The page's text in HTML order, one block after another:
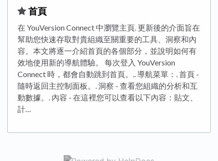
​首頁
在 YouVersion Connect 中瀏覽主頁. 更新後的介面旨在
幫助您快速存取對貴組織至關重要的工具、洞察和內
容。本文將逐一介紹首頁的各個部分，並說明如何有
效地使用新的導航體驗。 每次登入 YouVersion
Connect 時，都會自動跳到首頁。.. 導航菜單：. 首頁 -
隨時返回主控制面板。. 洞察 - 查看您組織的分析和互
動數據。. 內容 - 在這裡您可以查看以下內容：貼文、
計…